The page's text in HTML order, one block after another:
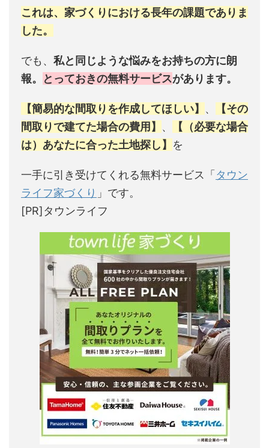
これは、家づくりにおける長年の課題でありま
した。
でも、 私と同じような悩みをお持ちの方に朗
報。
とっておきの無料サービスがあります。
【簡易的な間取りを作成してほしい】 、
【その
間取りで建てた場合の費用】 、
【（必要な場合
は）あなたに合った土地探し】 を
一手に引き受けてくれる無料サービス「 タウン
ライフ家づくり 」です。
[PR]タウンライフ